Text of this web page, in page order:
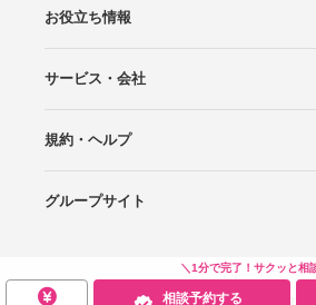
＼1分で完了！サクッと相
相談予約する
閲覧スタジオ
お気に入り
お役立ち情報
Wedding Photo マガジン
はじめてガイド
サービス・会社
Photoraitとは
スタジオの掲載について
お問い合わせ
運営会社
サイトマップ
規約・ヘルプ
プライバシーポリシー
利用規約
ヘルプ
グループサイト
Wedding Park 海外
Copyright©WEDDING PARK